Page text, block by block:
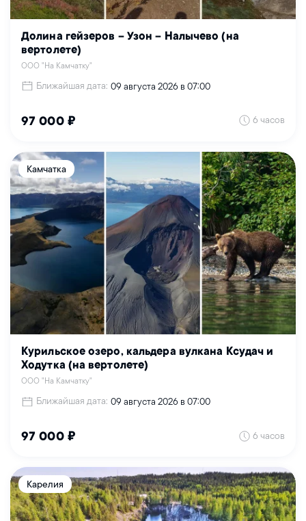
Долина гейзеров – Узон – Налычево (на
вертолете)
ООО "На Камчатку"
Ближайшая дата: 09 августа 2026 в 07:00
97 000 ₽ 6 часов
Камчатка
Курильское озеро, кальдера вулкана Ксудач и
Ходутка (на вертолете)
ООО "На Камчатку"
Ближайшая дата: 09 августа 2026 в 07:00
97 000 ₽ 6 часов
Карелия